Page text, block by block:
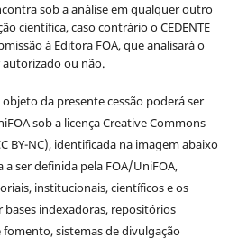
sob a análise em qualquer outro
científica, caso contrário o CEDENTE
à Editora FOA, que analisará o
ou não.
da presente cessão poderá ser
sob a licença Creative Commons
BY-NC), identificada na imagem abaixo
ser definida pela FOA/UniFOA,
institucionais, científicos e os
indexadoras, repositórios
sistemas de divulgação